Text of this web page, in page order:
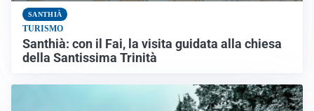
SANTHIÀ
TURISMO
Santhià: con il Fai, la visita guidata alla chiesa
della Santissima Trinità